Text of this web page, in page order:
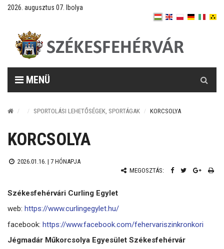
2026. augusztus 07. Ibolya
MENÜ
SPORTOLÁSI LEHETŐSÉGEK, SPORTÁGAK KORCSOLYA
KORCSOLYA
2026.01.16. | 7 HÓNAPJA
MEGOSZTÁS:
Székesfehérvári Curling Egylet
web: https://www.curlingegylet.hu/
facebook: https://www.facebook.com/fehervariszinkronkori
Jégmadár Műkorcsolya Egyesület Székesfehérvár